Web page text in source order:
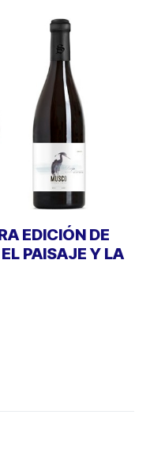
EDICIÓN DE
PAISAJE Y LA